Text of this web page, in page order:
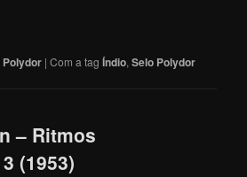
Polydor |Com a tagÍndio,Selo Polydor
– Ritmos
(1953)